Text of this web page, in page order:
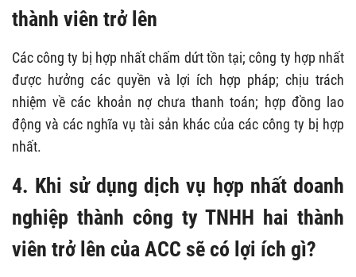
thành viên trở lên
Các công ty bị hợp nhất chấm dứt tồn tại; công ty hợp nhất
được hưởng các quyền và lợi ích hợp pháp; chịu trách
nhiệm về các khoản nợ chưa thanh toán; hợp đồng lao
động và các nghĩa vụ tài sản khác của các công ty bị hợp
nhất.
4. Khi sử dụng dịch vụ hợp nhất doanh
nghiệp thành công ty TNHH hai thành
viên trở lên của ACC sẽ có lợi ích gì?